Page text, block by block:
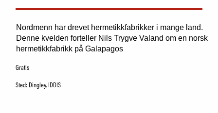
Utleie
Samling
Fristelser i museumsbutikken
IDDIS Café & Brasserie
Nordmenn har drevet hermetikkfabrikker i mange land.
Denne kvelden forteller Nils Trygve Valand om en norsk
hermetikkfabrikk på Galapagos
Gratis
Sted: Dingley, IDDIS